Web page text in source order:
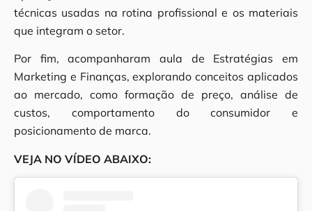
técnicas usadas na rotina profissional e os materiais
que integram o setor.
Por fim, acompanharam aula de Estratégias em
Marketing e Finanças, explorando conceitos aplicados
ao mercado, como formação de preço, análise de
custos, comportamento do consumidor e
posicionamento de marca.
VEJA NO VÍDEO ABAIXO: